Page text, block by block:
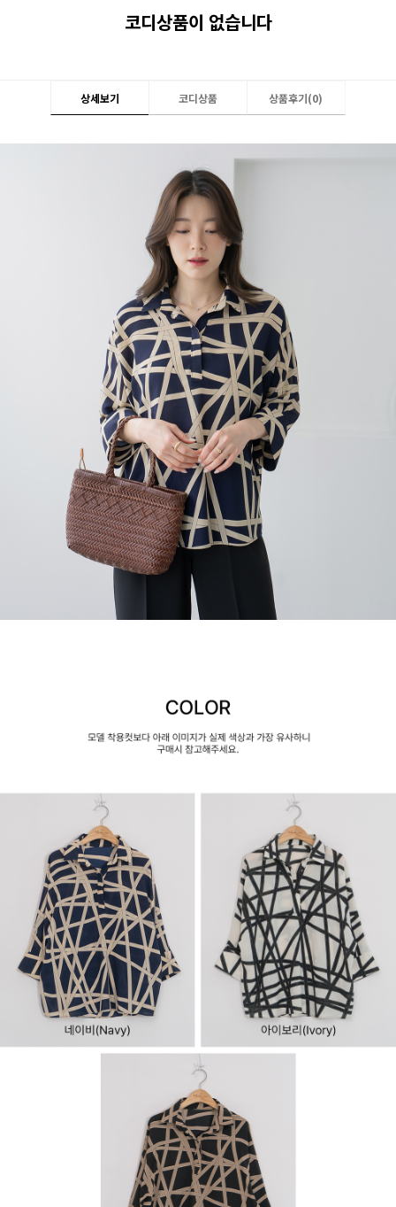
코디상품이 없습니다
상세보기 코디상품 상품후기(0)